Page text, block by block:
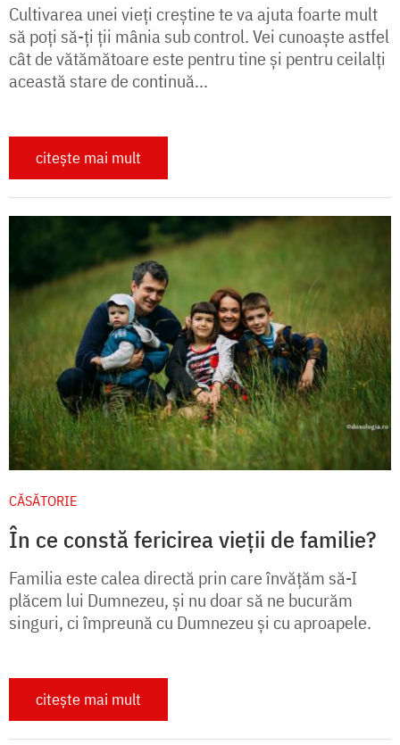
Cultivarea unei vieţi creştine te va ajuta foarte mult
să poţi să-ţi ţii mânia sub control. Vei cunoaşte astfel
cât de vătămătoare este pentru tine şi pentru ceilalţi
această stare de continuă...
citește mai mult
CĂSĂTORIE
În ce constă fericirea vieții de familie?
Familia este calea directă prin care învățăm să-I
plăcem lui Dumnezeu, și nu doar să ne bucurăm
singuri, ci împreună cu Dumnezeu și cu aproapele.
citește mai mult